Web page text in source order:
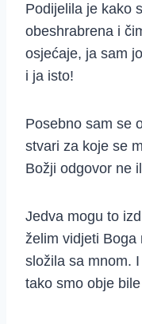
Podijelila je kako
obeshrabrena i
osjećaje, ja sam
i ja isto!
Posebno sam se
stvari za koje se
Božji odgovor ne
Jedva mogu to
želim vidjeti Boga
složila sa mnom.
tako smo obje